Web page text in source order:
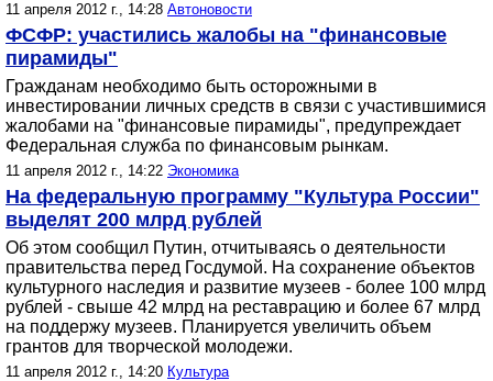
11 апреля 2012 г., 14:28 Автоновости
ФСФР: участились жалобы на "финансовые
пирамиды"
Гражданам необходимо быть осторожными в
инвестировании личных средств в связи с участившимися
жалобами на "финансовые пирамиды", предупреждает
Федеральная служба по финансовым рынкам.
11 апреля 2012 г., 14:22 Экономика
На федеральную программу "Культура России"
выделят 200 млрд рублей
Об этом сообщил Путин, отчитываясь о деятельности
правительства перед Госдумой. На сохранение объектов
культурного наследия и развитие музеев - более 100 млрд
рублей - свыше 42 млрд на реставрацию и более 67 млрд
на поддержу музеев. Планируется увеличить объем
грантов для творческой молодежи.
11 апреля 2012 г., 14:20 Культура